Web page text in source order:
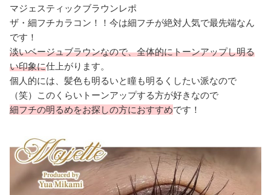
マジェスティックブラウンレポ
ザ・細フチカラコン！！今は細フチが絶対人気で最先端なん
です！
淡いベージュブラウンなので、全体的にトーンアップし明る
い印象に仕上がります。
個人的には、髪色も明るいと瞳も明るくしたい派なので
（笑）このくらいトーンアップする方が好きなので
細フチの明るめをお探しの方におすすめです！